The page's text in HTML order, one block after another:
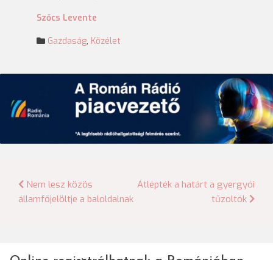
Szőcs Levente
Gazdaság, Közélet
Bejegyzés
navigáció
Nem lesz közös
államfőjelöltje a baloldalnak
Átlépték a határt a gyergyói
tűzoltók